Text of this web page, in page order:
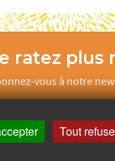
ratez plus
vous à notre
Tout